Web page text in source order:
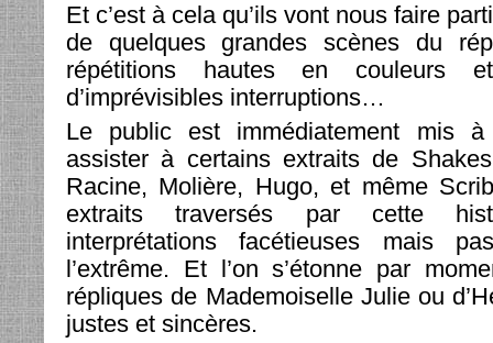
Et c’est à cela qu’ils vont nous faire
de quelques grandes scènes du
répétitions hautes en couleurs
d’imprévisibles interruptions…
Le public est immédiatement mis à
assister à certains extraits de
Racine, Molière, Hugo, et même
extraits traversés par cette
interprétations facétieuses mais
l’extrême. Et l’on s’étonne par
répliques de Mademoiselle Julie ou
justes et sincères.